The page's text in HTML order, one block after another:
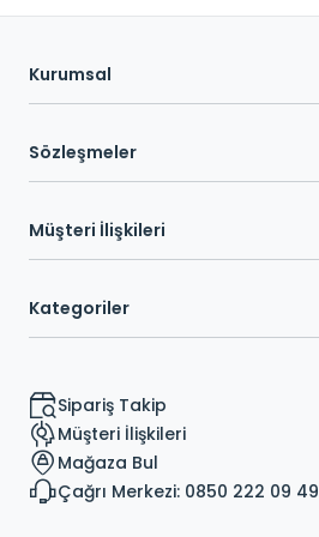
Kurumsal
Sözleşmeler
Müşteri İlişkileri
Kategoriler
Sipariş Takip
Müşteri İlişkileri
Mağaza Bul
Çağrı Merkezi: 0850 222 09 49